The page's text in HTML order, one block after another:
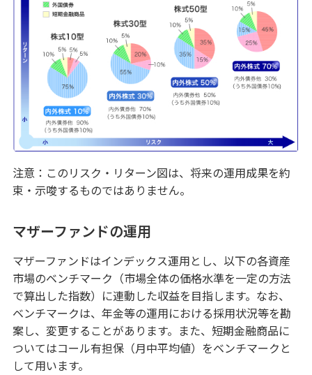
信託商品・遺言整理
借りる
アパートローン
仲介・コンサルティング
ATM・店舗
注意：このリスク・リターン図は、将来の運用成果を約
束・示唆するものではありません。
マザーファンドの運用
マザーファンドはインデックス運用とし、以下の各資産
市場のベンチマーク（市場全体の価格水準を一定の方法
で算出した指数）に連動した収益を目指します。なお、
ベンチマークは、年金等の運用における採用状況等を勘
案し、変更することがあります。また、短期金融商品に
ついてはコール有担保（月中平均値）をベンチマークと
して用います。